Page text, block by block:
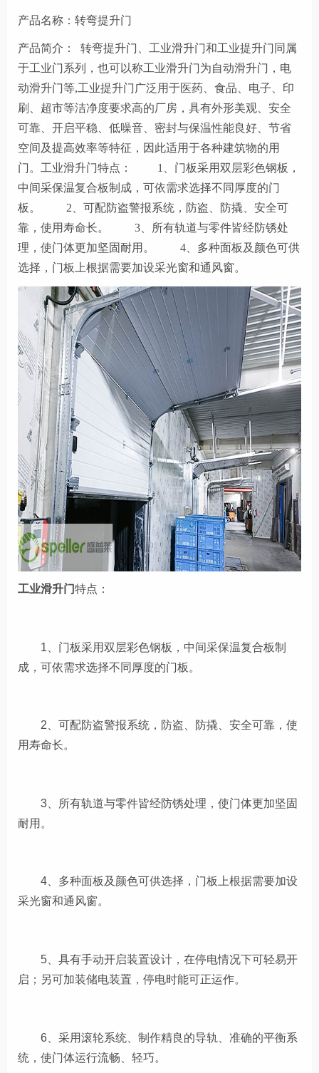
产品名称：转弯提升门
产品简介： 转弯提升门、工业滑升门和工业提升门同属
于工业门系列，也可以称工业滑升门为自动滑升门，电
动滑升门等,工业提升门广泛用于医药、食品、电子、印
刷、超市等洁净度要求高的厂房，具有外形美观、安全
可靠、开启平稳、低噪音、密封与保温性能良好、节省
空间及提高效率等特征，因此适用于各种建筑物的用
门。工业滑升门特点： 1、门板采用双层彩色钢板，
中间采保温复合板制成，可依需求选择不同厚度的门
板。 2、可配防盗警报系统，防盗、防撬、安全可
靠，使用寿命长。 3、所有轨道与零件皆经防锈处
理，使门体更加坚固耐用。 4、多种面板及颜色可供
选择，门板上根据需要加设采光窗和通风窗。
工业滑升门特点：
1、门板采用双层彩色钢板，中间采保温复合板制
成，可依需求选择不同厚度的门板。
2、可配防盗警报系统，防盗、防撬、安全可靠，使
用寿命长。
3、所有轨道与零件皆经防锈处理，使门体更加坚固
耐用。
4、多种面板及颜色可供选择，门板上根据需要加设
采光窗和通风窗。
5、具有手动开启装置设计，在停电情况下可轻易开
启；另可加装储电装置，停电时能可正运作。
6、采用滚轮系统、制作精良的导轨、准确的平衡系
统，使门体运行流畅、轻巧。